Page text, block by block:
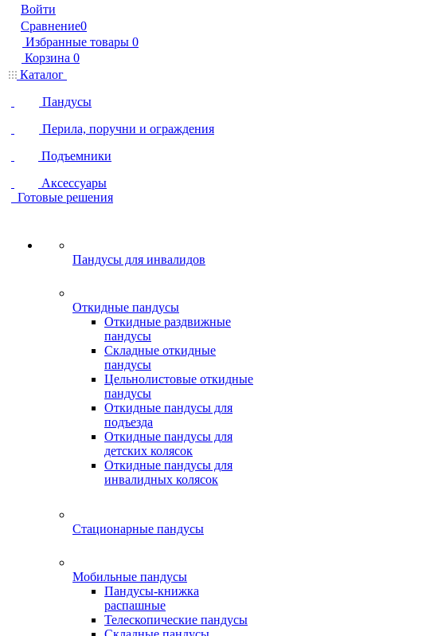
Войти
Сравнение0
Избранные товары 0
Корзина 0
Каталог
Пандусы
Перила, поручни и ограждения
Подъемники
Аксессуары
Готовые решения
Пандусы для инвалидов
Откидные пандусы
Откидные раздвижные
пандусы
Складные откидные
пандусы
Цельнолистовые откидные
пандусы
Откидные пандусы для
подъезда
Откидные пандусы для
детских колясок
Откидные пандусы для
инвалидных колясок
Стационарные пандусы
Мобильные пандусы
Пандусы-книжка
распашные
Телескопические пандусы